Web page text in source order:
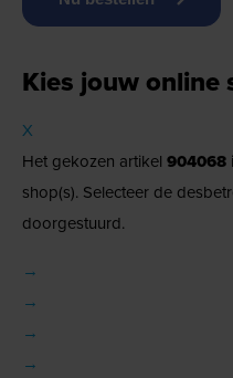
Kies jouw online
X
Het gekozen artikel 904068
shop(s). Selecteer de
doorgestuurd.
→
→
→
→